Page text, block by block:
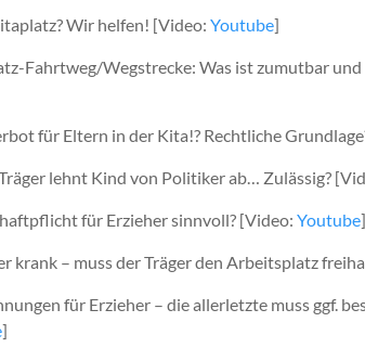
Wir helfen! [Video: Youtube]
Fahrtweg/Wegstrecke: Was ist zumutbar und
für Eltern in der Kita!? Rechtliche
lehnt Kind von Politiker ab… Zulässig?
für Erzieher sinnvoll? [Video: Youtube]
krank – muss der Träger den Arbeitsplatz
für Erzieher – die allerletzte muss ggf.
]